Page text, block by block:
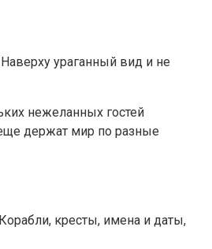
ураганный вид и не
нежеланных гостей
держат мир по разные
кресты, имена и даты,